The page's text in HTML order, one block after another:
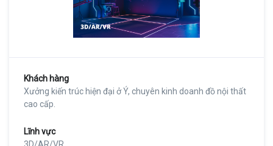
Khách hàng
Xưởng kiến trúc hiện đại ở Ý, chuyên kinh doanh đồ nội thất
cao cấp.
Lĩnh vực